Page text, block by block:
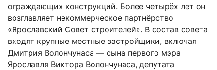
ограждающих конструкций. Более четырёх лет он
возглавляет некоммерческое партнёрство
«Ярославский Совет строителей». В состав совета
входят крупные местные застройщики, включая
Дмитрия Волончунаса — сына первого мэра
Ярославля Виктора Волончунаса, депутата